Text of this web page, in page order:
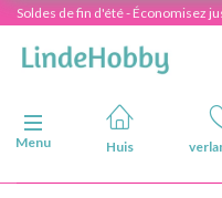
Soldes de fin d'été - Économisez
Navigatie in-/uitschakelen
Menu
Huis